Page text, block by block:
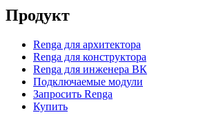
Продукт
Renga для архитектора
Renga для конструктора
Renga для инженера ВК
Подключаемые модули
Запросить Renga
Купить